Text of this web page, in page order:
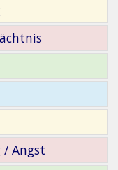
/ Angst